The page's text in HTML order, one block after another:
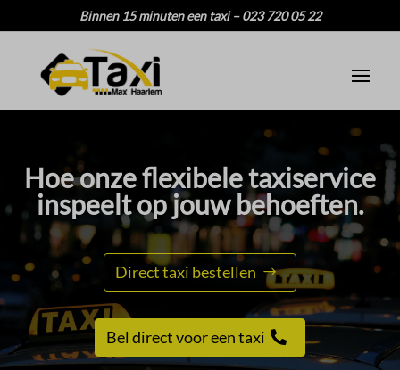
Binnen 15 minuten een taxi – 023 720 05 22
Hoe onze flexibele taxiservice
inspeelt op jouw behoeften.​
Direct taxi bestellen
Bel direct voor een taxi